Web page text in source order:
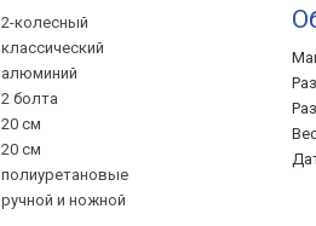
2-колесный
классический
алюминий
2 болта
20 см
20 см
полиуретановые
ручной и ножной